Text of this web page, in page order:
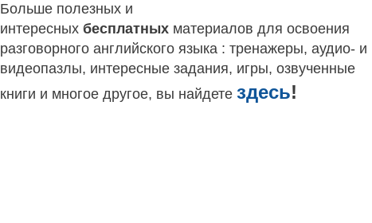
Больше полезных и
интересных бесплатныхматериалов для освоения
разговорного английского языка : тренажеры, аудио- и
видеопазлы, интересные задания, игры, озвученные
книги и многое другое, вы найдете здесь!